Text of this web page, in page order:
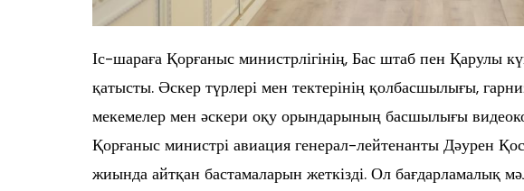
Іс-шараға Қорғаныс министрлігінің, Бас штаб пен Қарулы
қатысты. Әскер түрлері мен тектерінің қолбасшылығы,
мекемелер мен әскери оқу орындарының басшылығы
Қорғаныс министрі авиация генерал-лейтенанты Дәурен
жиында айтқан бастамаларын жеткізді. Ол бағдарламалық